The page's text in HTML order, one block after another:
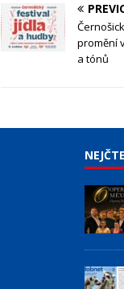
promění
a tónů